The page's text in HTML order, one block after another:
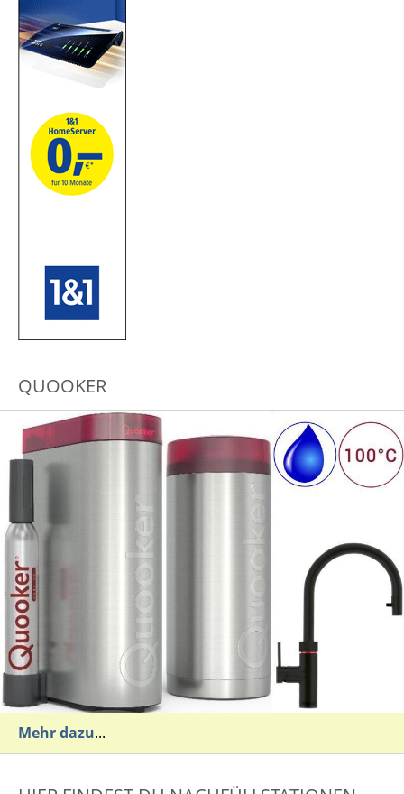
QUOOKER
Mehr dazu...